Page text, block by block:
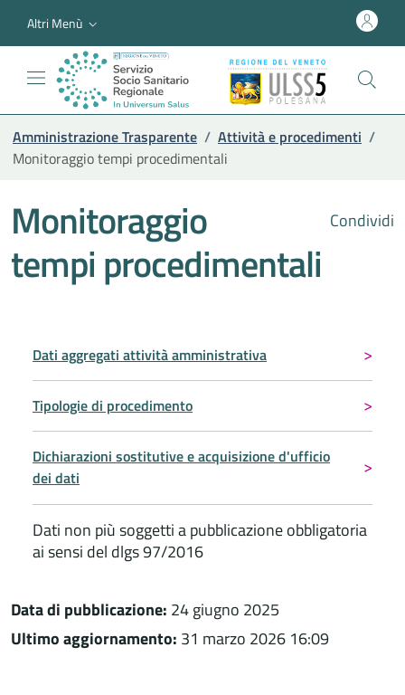
Altri Menù
Amministrazione Trasparente / Attività e procedimenti /
Monitoraggio tempi procedimentali
Condividi
Monitoraggio
tempi procedimentali
Dati aggregati attività amministrativa
Tipologie di procedimento
Dichiarazioni sostitutive e acquisizione d'ufficio
dei dati
Dati non più soggetti a pubblicazione obbligatoria
ai sensi del dlgs 97/2016
Data di pubblicazione: 24 giugno 2025
Ultimo aggiornamento: 31 marzo 2026 16:09